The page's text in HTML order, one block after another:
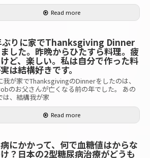
Read more
ぶりに家でThanksgiving Dinner
した。昨晩からひたすら料理。疲
ど、楽しい。私は自分で作った料
は結構好きです。
我が家でThanksgivingのDinnerをしたのは、
のお父さんが亡くなる前の年でした。 あの
は、結構我が家
Read more
にかかって、何で血糖値はからな
？日本の2型糖尿病治療がどうも